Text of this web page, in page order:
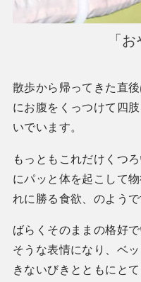
「
散歩から帰ってきた直
にお腹をくっつけて四
いでいます。
もっともこれだけくつ
にパッと体を起こして
れに勝る食欲、のよう
ばらくそのままの格好
そうな表情になり、ベ
きないびきとともにと